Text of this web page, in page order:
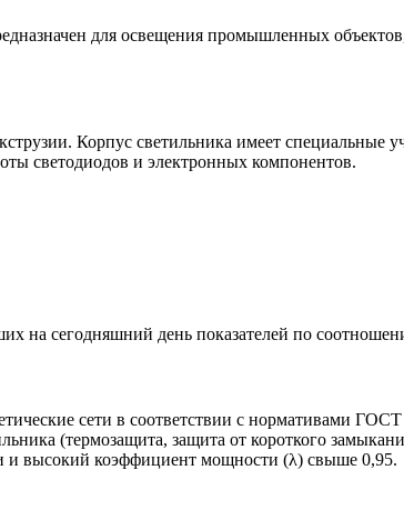
для освещения промышленных
Корпус светильника имеет специальные
светодиодов и электронных компонентов.
на сегодняшний день показателей по
сети в соответствии с нормативами
(термозащита, защита от короткого
и высокий коэффициент мощности (λ) свыше 0,95.